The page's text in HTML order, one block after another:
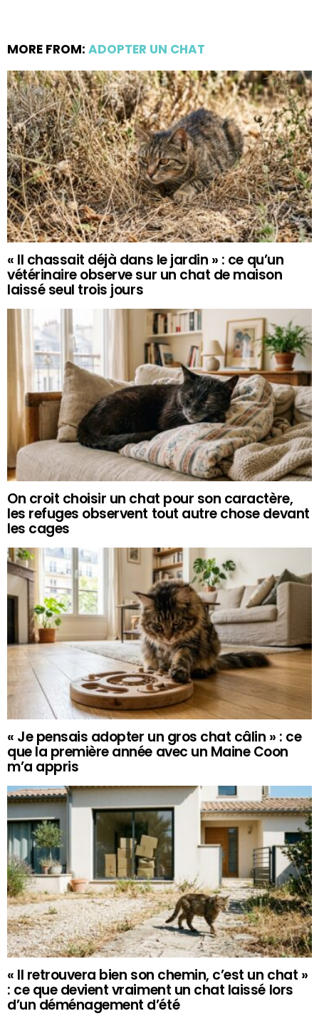
MORE FROM: ADOPTER UN CHAT
« Il chassait déjà dans le jardin » : ce qu’un
vétérinaire observe sur un chat de maison
laissé seul trois jours
On croit choisir un chat pour son caractère,
les refuges observent tout autre chose devant
les cages
« Je pensais adopter un gros chat câlin » : ce
que la première année avec un Maine Coon
m’a appris
« Il retrouvera bien son chemin, c’est un chat »
: ce que devient vraiment un chat laissé lors
d’un déménagement d’été